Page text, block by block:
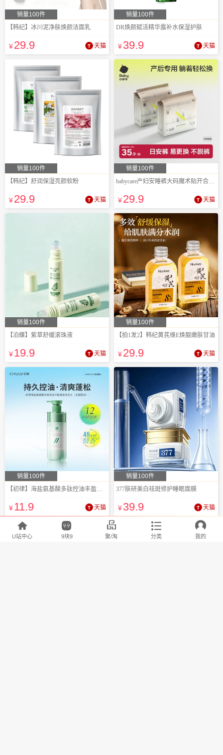
销量100件
【韩纪】冰川泥净肤焕颜洁面乳
¥29.9 天猫
销量100件
DR焕颜赋活精华露补水保湿护肤
¥39.9 天猫
销量100件
【韩纪】舒润保湿亮颜软粉
¥29.9 天猫
销量100件
babycare产妇安睡裤大码魔术贴开合款8条
¥29.9 天猫
销量100件
【泊蝶】紫草舒缓滚珠液
¥19.9 天猫
销量100件
【拍1发2】韩纪黄芪维E焕靓嫩肤甘油
¥29.9 天猫
销量100件
【初律】海盐氨基酸多肽控油丰盈香氛洗发水
¥11.9 天猫
销量100件
377肤研美白祛斑修护睡眠面膜
¥39.9 天猫

U站中心

9块9

聚/淘

分类

我的